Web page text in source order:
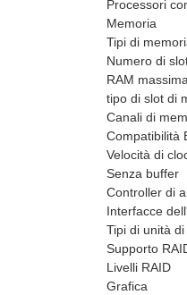
Processori
Memoria
Tipi di
Numero di
RAM
tipo di slot di
Canali di
Compatibilità
Velocità di
Senza buffer
Controller di
Interfacce
Tipi di unità
Supporto
Livelli RAID
Grafica